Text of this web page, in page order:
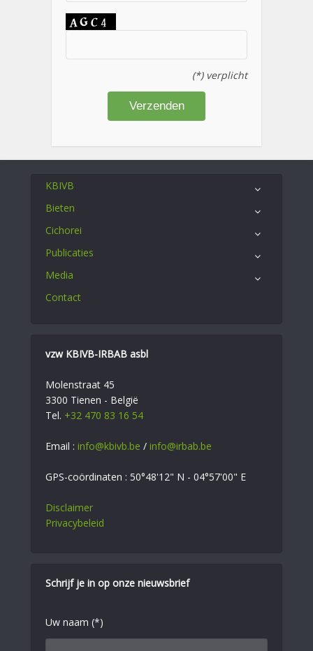
(*) verplicht
KBIVB
Bieten
Cichorei
Publicaties
Media
Contact
vzw KBIVB-IRBAB asbl
Molenstraat 45
3300 Tienen - België
Tel. +32 470 83 16 54
Email : info@kbivb.be / info@irbab.be
GPS-coördinaten : 50°48'12" N - 04°57'00" E
Disclaimer
Privacybeleid
Schrijf je in op onze nieuwsbrief
Uw naam (*)